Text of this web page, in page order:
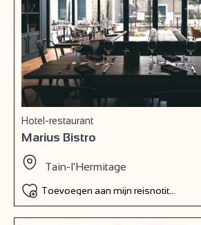
Hotel-restaurant
Marius Bistro
Tain-l'Hermitage
Toevoegen aan mijn reisnotitieboek